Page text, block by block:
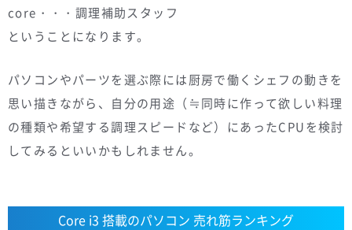
core・・・調理補助スタッフ
ということになります。
パソコンやパーツを選ぶ際には厨房で働くシェフの動きを
思い描きながら、自分の用途（≒同時に作って欲しい料理
の種類や希望する調理スピードなど）にあったCPUを検討
してみるといいかもしれません。
Core i3 搭載のパソコン 売れ筋ランキング